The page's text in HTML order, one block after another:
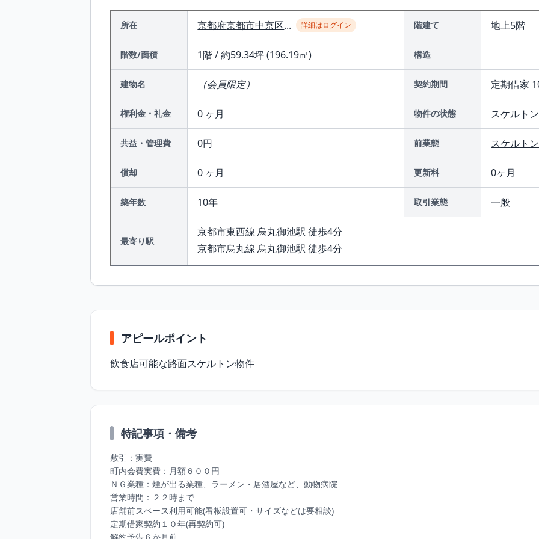
所在 京都府京都市中京区... 詳細はログイン 階建て 地上5階
階数/面積 1階 / 約59.34坪 (196.19㎡) 構造
建物名 （会員限定） 契約期間 定期借家
権利金・礼金 0 ヶ月 物件の状態 スケルトン
共益・管理費 0円 前業態 スケルトン
償却 0 ヶ月 更新料 0ヶ月
築年数 10年 取引業態 一般
最寄り駅
京都市東西線 烏丸御池駅 徒歩4分
京都市烏丸線 烏丸御池駅 徒歩4分
アピールポイント
飲⾷店可能な路面スケルトン物件
特記事項・備考
敷引：実費
町内会費実費：⽉額６００円
ＮＧ業種：煙が出る業種、ラーメン・居酒屋など、動物病院
営業時間：２２時まで
店舗前スペース利⽤可能(看板設置可・サイズなどは要相談)
定期借家契約１０年(再契約可)